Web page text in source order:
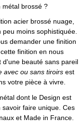
métal brossé ?
acier brossé nuage,
moins sophistiquée.
demander une finition
finition en nous
d'une beauté sans pareil
avec ou sans tiroirs est
votre pièce à vivre.
dont le Design est
faire unique. Ces
et Made in France.